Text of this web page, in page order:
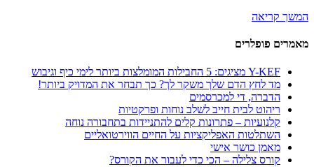
המשך קריאה
מאמרים פופלרים
Y-KEF מציגים: 5 החבילות המומלצות ביותר לימי כיף וגיבוש
מד לחץ הדם שלך משקר לך? כך תבחר את המדויק ביותר!
הדברה, די למכרסמים
ריהוט לבית חייב לשלב נוחות ופרקטיות
קלנועיות – פתרונות קלים להתניידות בתחבורה נוחה
השתלטות האפליקציות על החיים הווירטואליים
מאמן כושר אישי
קורס צלילה – הכי כדי לעבור את הקורס?